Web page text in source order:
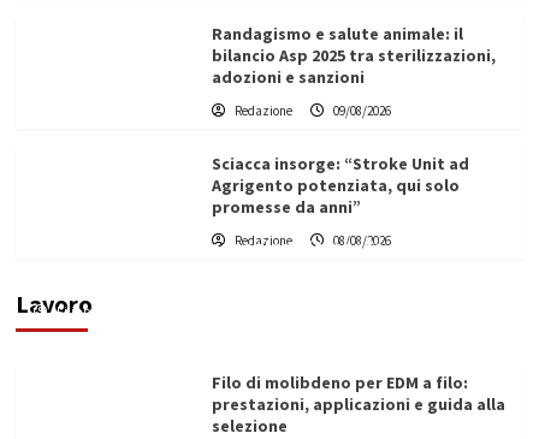
Randagismo e salute animale: il
bilancio Asp 2025 tra sterilizzazioni,
adozioni e sanzioni
Redazione 09/08/2026
Sciacca insorge: “Stroke Unit ad
Agrigento potenziata, qui solo
promesse da anni”
Redazione 08/08/2026
Lavoro
L’ingegnere saccense Buscarnera partner chiave
di un progetto transnazionale per la transizione
Filippo Cardinale
Filo di molibdeno per EDM a filo:
prestazioni, applicazioni e guida alla
selezione